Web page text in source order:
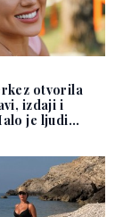
otvorila
izdaji i
je ljudi
vjerovati"